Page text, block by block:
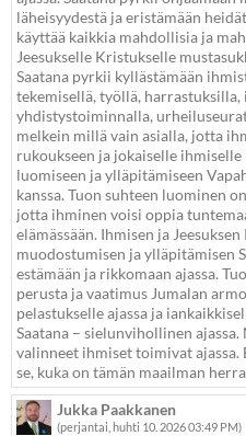
läheisyydestä ja eristämään
käyttää kaikkia mahdollisia ja
Jeesukselle Kristukselle
Saatana pyrkii kyllästämään
tekemisellä, työllä, harrastuksilla,
yhdistystoiminnalla,
melkein millä vain asialla, jotta
rukoukseen ja jokaiselle
luomiseen ja ylläpitämiseen
kanssa. Tuon suhteen luominen
jotta ihminen voisi oppia
elämässään. Ihmisen ja
muodostumisen ja ylläpitämisen
estämään ja rikkomaan ajassa.
perusta ja vaatimus Jumalan
pelastukselle ajassa ja
Saatana – sielunvihollinen
valinneet ihmiset toimivat ajassa.
se, kuka on tämän maailman herra
Jukka Paakkanen
(perjantai, huhti 10. 2026 03:49 PM)